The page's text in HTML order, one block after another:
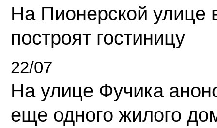
На Пионерской улице
построят гостиницу
22/07
На улице Фучика
еще одного жилого